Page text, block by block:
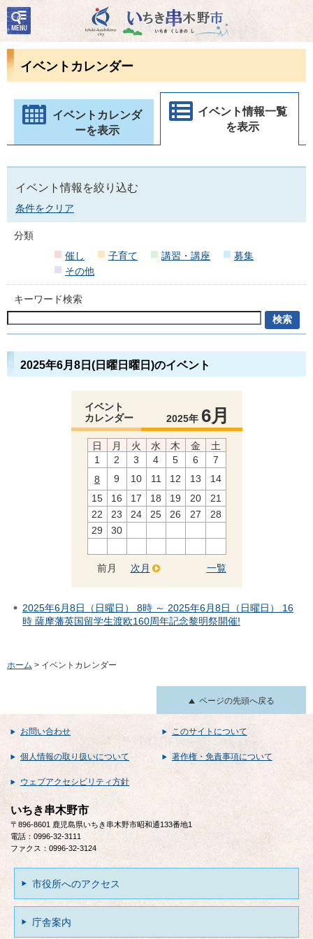
いちき串木野市
検
索・
共通
ューイベントカレンダー
イベントカレンダ
ーを表示
イベント情報一覧
を表示
イベント情報を絞り込む
条件をクリア
分類
催し
子育て 講習・講座
募集
その他
キーワード検索
2025年6月8日(日曜日曜日)のイベント
イベント
カレンダー
2025年 6月
日 月 火 水 木 金
土
1
2 3 4 5 6
7
8
9 10 11 12 13
14
15
16 17 18 19 20
21
22
23 24 25 26 27
28
29
30
前月 一覧
次月
2025年6月8日（日曜日） 8時 ～ 2025年6月8日（日曜日） 16
時 薩摩藩英国留学生渡欧160周年記念黎明祭開催!
ホーム > イベントカレンダー
ページの先頭へ戻る
お問い合わせ このサイトについて
個人情報の取り扱いについて 著作権・免責事項について
ウェブアクセシビリティ方針
いちき串木野市
〒896-8601 鹿児島県いちき串木野市昭和通133番地1
電話：0996-32-3111
ファクス：0996-32-3124
市役所へのアクセス
庁舎案内